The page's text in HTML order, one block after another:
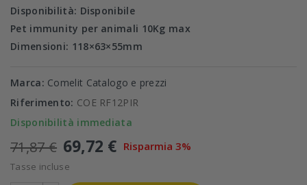
Disponibilità: Disponibile
Pet immunity per animali 10Kg max
Dimensioni: 118×63×55mm
Marca: Comelit Catalogo e prezzi
Riferimento: COE RF12PIR
Disponibilità immediata
71,87 € 69,72 € Risparmia 3%
Tasse incluse